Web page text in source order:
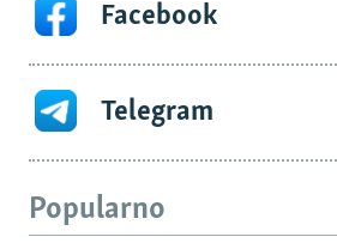
Facebook
Telegram
Popularno